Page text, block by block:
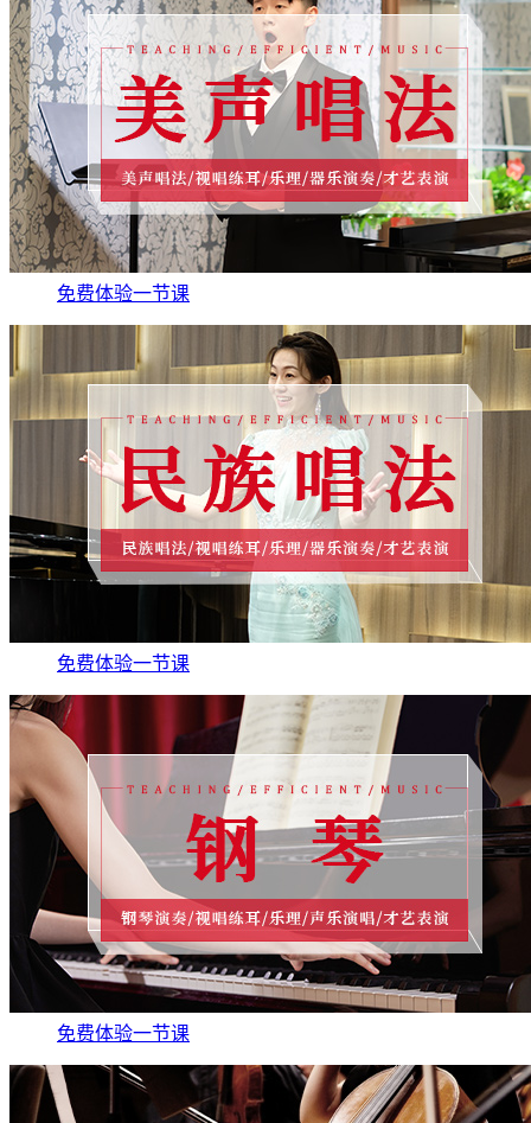
免费体验一节课
免费体验一节课
免费体验一节课